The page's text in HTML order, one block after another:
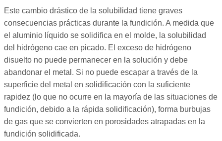
Este cambio drástico de la solubilidad tiene graves
consecuencias prácticas durante la fundición. A medida que
el aluminio líquido se solidifica en el molde, la solubilidad
del hidrógeno cae en picado. El exceso de hidrógeno
disuelto no puede permanecer en la solución y debe
abandonar el metal. Si no puede escapar a través de la
superficie del metal en solidificación con la suficiente
rapidez (lo que no ocurre en la mayoría de las situaciones de
fundición, debido a la rápida solidificación), forma burbujas
de gas que se convierten en porosidades atrapadas en la
fundición solidificada.